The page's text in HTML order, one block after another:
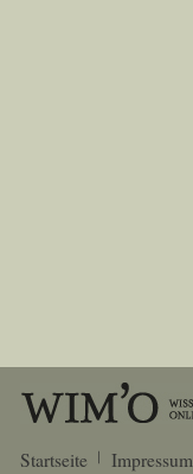
Startseite Impressum